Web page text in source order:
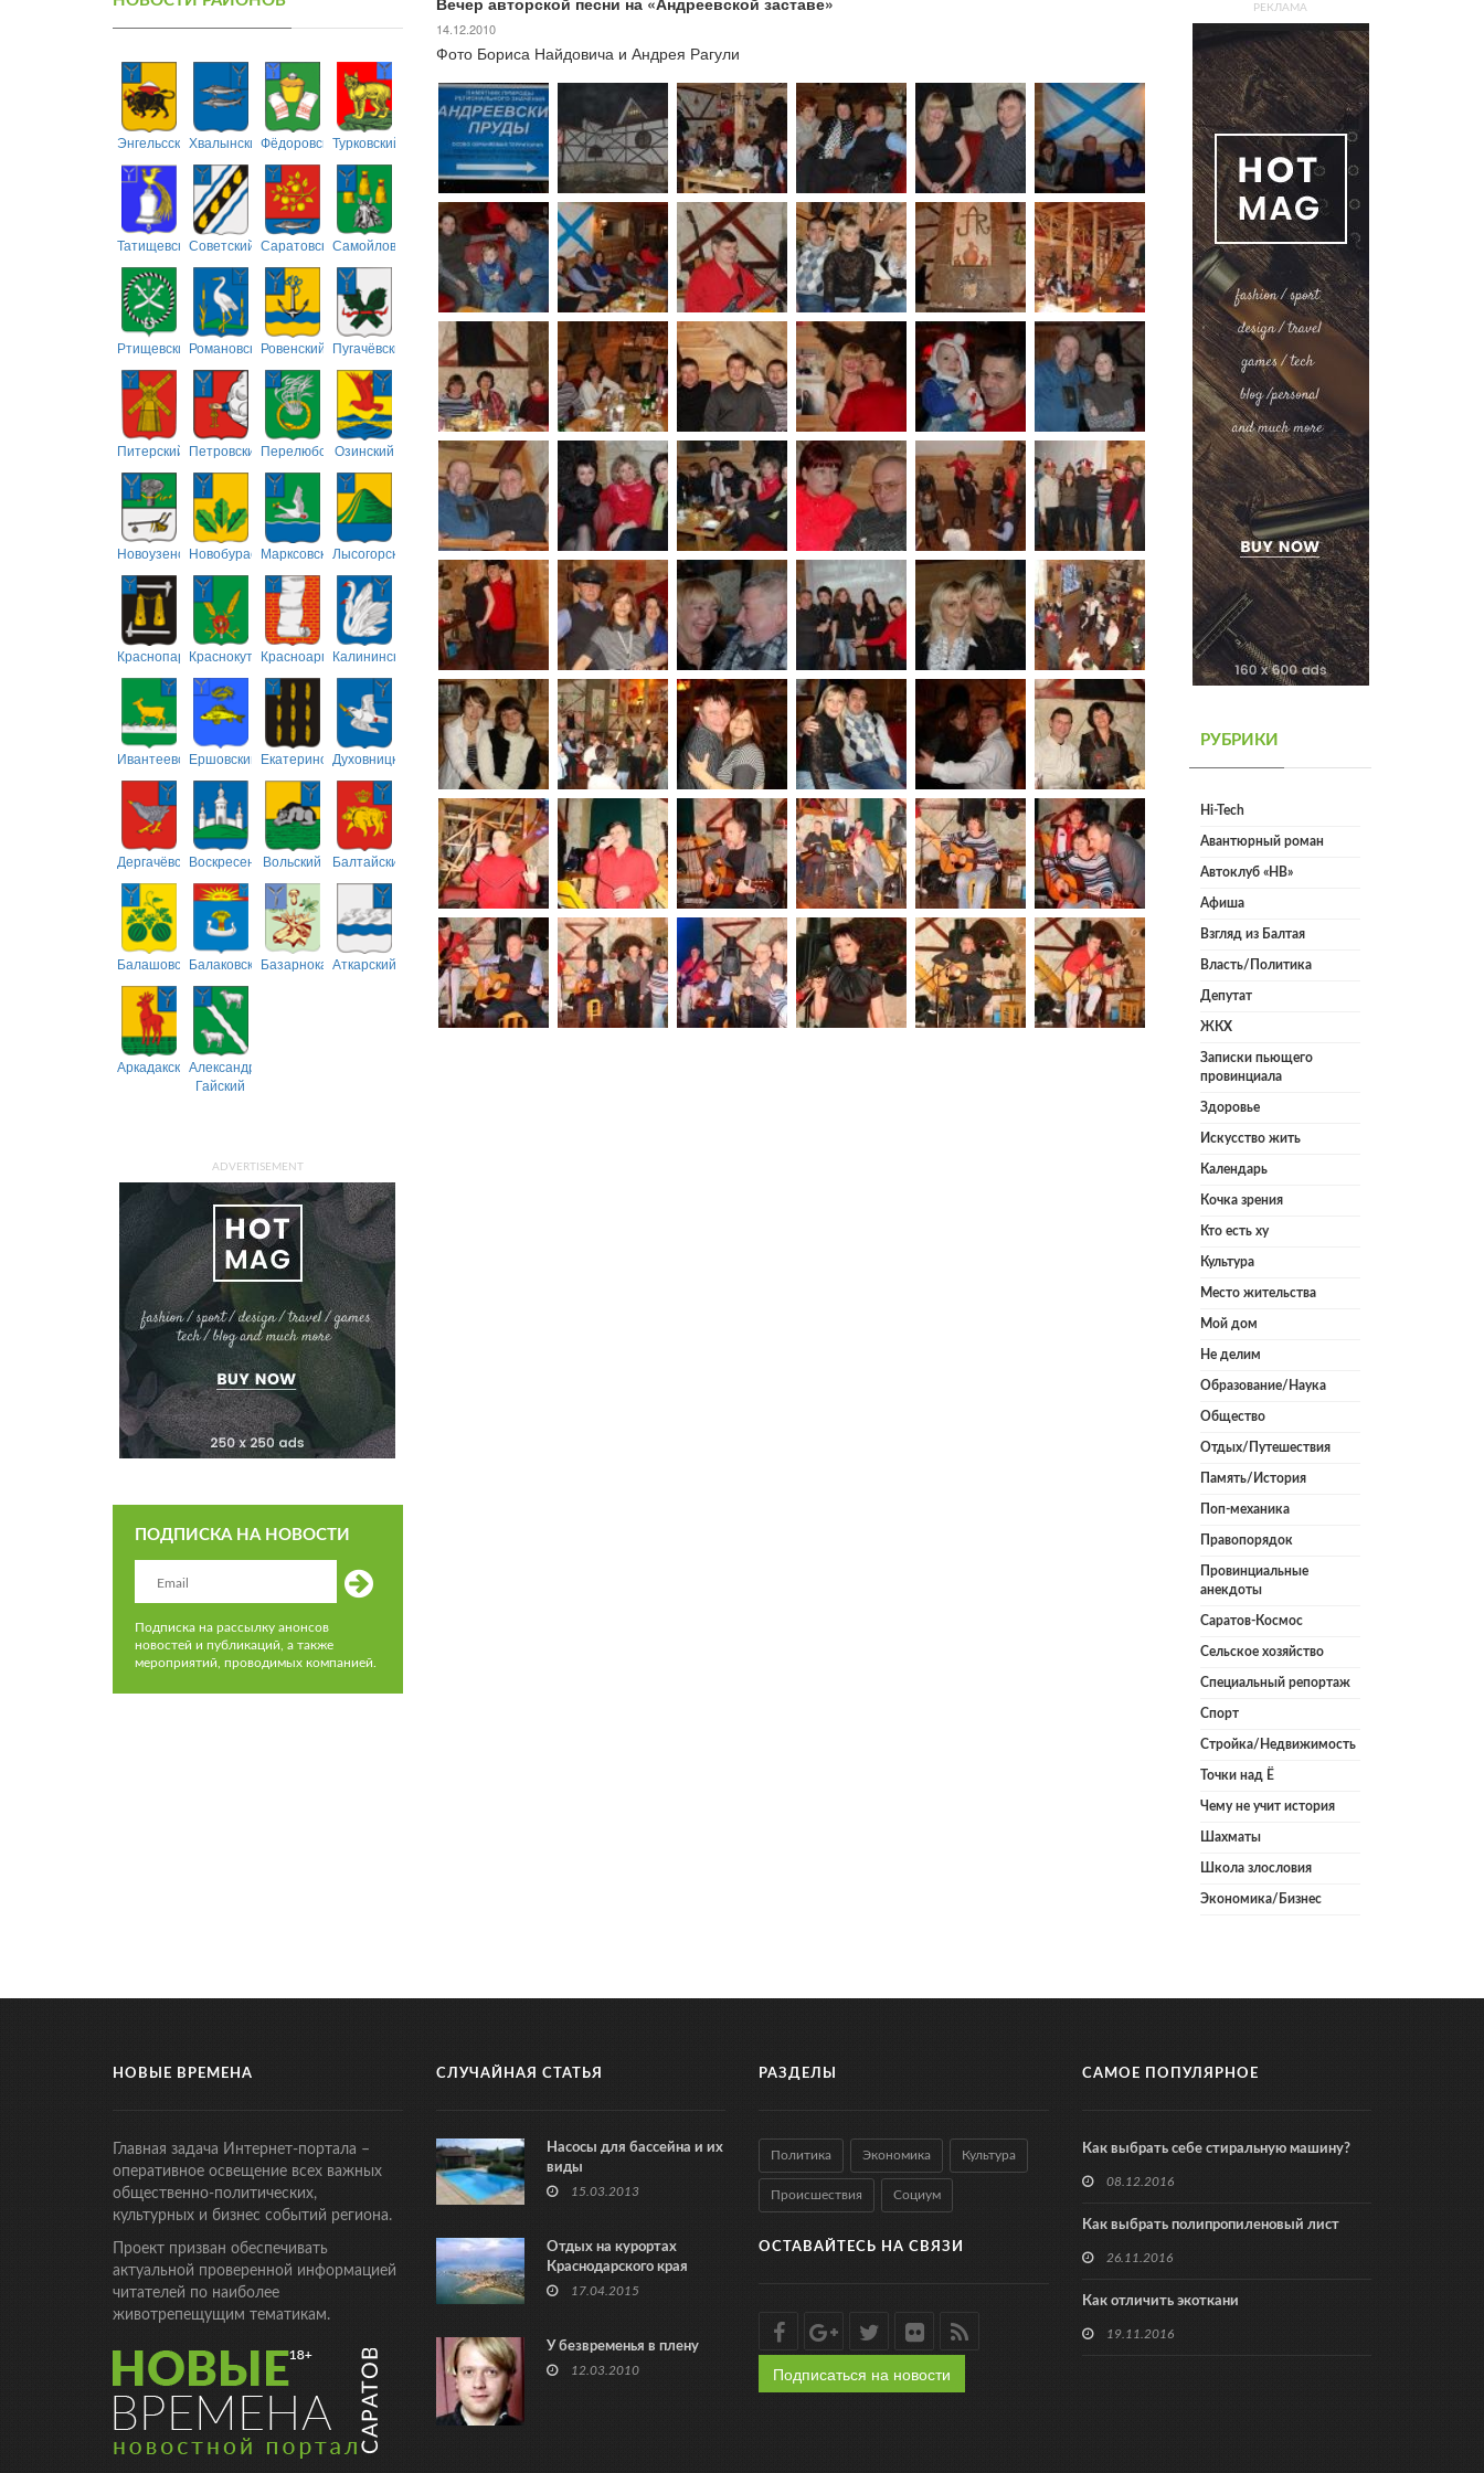
ЭнгельсскийХвалынскийФёдоровскийТурковский
ТатищевскийСоветский СаратовскийСамойловский
РтищевскийРомановскийРовенский Пугачёвский
Питерский ПетровскийПерелюбскийОзинский
НовоузенскийНовобурасскийМарксовскийЛысогорский
Краснопартизанский
КраснокутскийКрасноармейский
Калининский
ИвантеевскийЕршовский ЕкатериновскийДуховницкий
ДергачёвскийВоскресенскийВольский Балтайский
БалашовскийБалаковскийБазарнокарабулакский
Аткарский
АркадакскийАлександрово-
Гайский
ADVERTISEMENT
ПОДПИСКА НА НОВОСТИ
Подписка на рассылку анонсов
новостей и публикаций, а также
мероприятий, проводимых компанией.
14.12.2010
Фото Бориса Найдовича и Андрея Рагули
РЕКЛАМА
РУБРИКИ
Hi-Tech
Авантюрный роман
Автоклуб «НВ»
Афиша
Взгляд из Балтая
Власть/Политика
Депутат
ЖКХ
Записки пьющего
провинциала
Здоровье
Искусство жить
Календарь
Кочка зрения
Кто есть ху
Культура
Место жительства
Мой дом
Не делим
Образование/Наука
Общество
Отдых/Путешествия
Память/История
Поп-механика
Правопорядок
Провинциальные
анекдоты
Саратов-Космос
Сельское хозяйство
Специальный репортаж
Спорт
Стройка/Недвижимость
Точки над Ё
Чему не учит история
Шахматы
Школа злословия
Экономика/Бизнес
НОВЫЕ ВРЕМЕНА
Главная задача Интернет-портала –
оперативное освещение всех важных
общественно-политических,
культурных и бизнес событий региона.
Проект призван обеспечивать
актуальной проверенной информацией
читателей по наиболее
животрепещущим тематикам.
СЛУЧАЙНАЯ СТАТЬЯ
Насосы для бассейна и их
виды
15.03.2013
Отдых на курортах
Краснодарского края
17.04.2015
У безвременья в плену
12.03.2010
РАЗДЕЛЫ
Политика Экономика Культура
Происшествия Социум
ОСТАВАЙТЕСЬ НА СВЯЗИ
Подписаться на новости
САМОЕ ПОПУЛЯРНОЕ
Как выбрать себе стиральную машину?
08.12.2016
Как выбрать полипропиленовый лист
26.11.2016
Как отличить экоткани
19.11.2016